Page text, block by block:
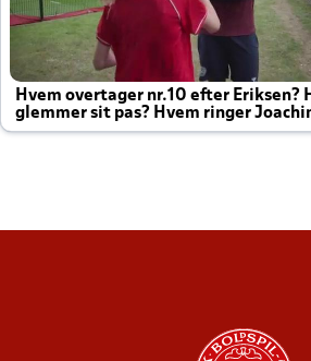
Hvem overtager nr.10 efter Eriksen?
glemmer sit pas? Hvem ringer
altid til efter kampe?